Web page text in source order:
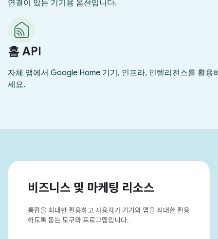
비즈니스 및 마케팅 리소스
통합을 최대한 활용하고 사용자가 기기와 앱을 최대한 활용
하도록 돕는 도구와 프로그램입니다.